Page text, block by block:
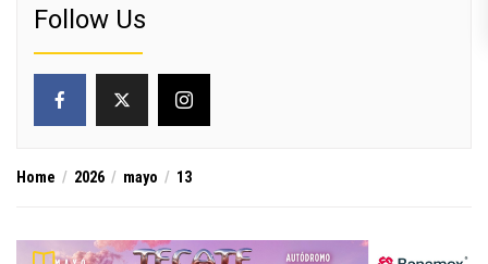
Home 2026 mayo 13
Follow Us